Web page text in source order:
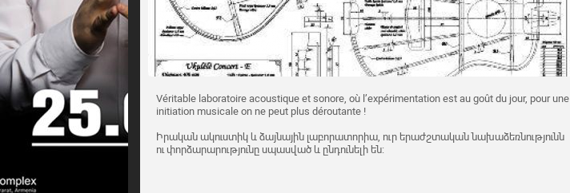
Véritable laboratoire acoustique et sonore, où l’expérimentation est au goût du jour, pour une
initiation musicale on ne peut plus déroutante !
Իրական ակուստիկ և ձայնային լաբորատորիա, ուր երաժշտական նախաձեռնությունն
ու փորձարարությունը սպասված և ընդունելի են: